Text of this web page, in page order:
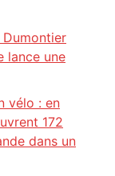
lance une
vélo : en
172
dans un